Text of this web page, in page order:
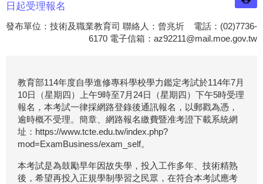
日起受理報名
發布單位：技術及職業教育司 聯絡人：曾兆圻 電話：(02)7736-
6170 電子信箱： az92211@mail.moe.gov.tw
教育部114年度自學進修專科學校學力鑑定考試於114年7月
10日（星期四）上午9時至7月24日（星期四）下午5時受理
報名，本考試一律採網路登錄後通訊報名，以郵戳為憑，
逾時概不受理。簡章、網路報名繳費暨准考證下載系統網
址：https://www.tcte.edu.tw/index.php?
mod=ExamBusiness/exam_self。
本考試是為鼓勵早年因故失學，投入工作多年、技術精熟
後，希望再投入正規學制學習之民眾，在符合本考試應考